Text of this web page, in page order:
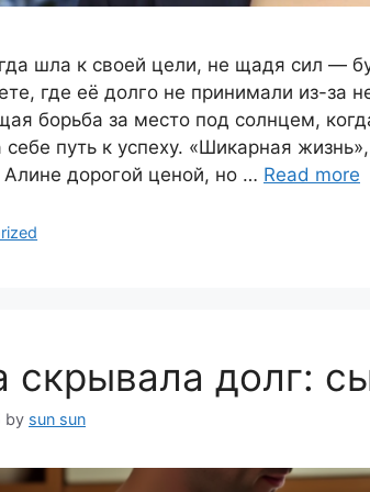
шла к своей цели, не щадя сил —
где её долго не принимали из-за
борьба за место под солнцем,
себе путь к успеху. «Шикарная
Алине дорогой ценой, но … Read more
долг:
by sun sun